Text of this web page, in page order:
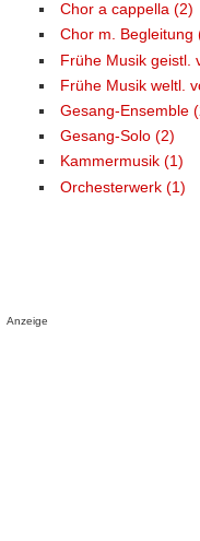
Chor a cappella (2)
Chor m. Begleitung
Frühe Musik geistl.
Frühe Musik weltl.
Gesang-Ensemble
Gesang-Solo (2)
Kammermusik (1)
Orchesterwerk (1)
Anzeige